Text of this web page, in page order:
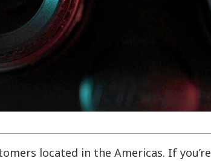
located in the Americas. If you’re